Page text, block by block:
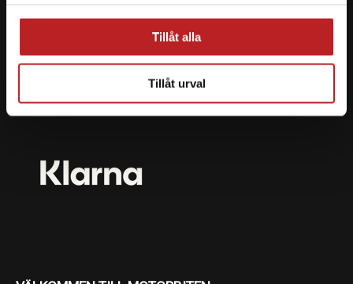
Tillåt alla
Tillåt urval
Vi erbjuder flera olika betalsätt. Dina köp är alltid
skyddade med krypteringsteknik.